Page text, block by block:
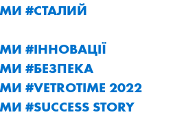
#СТАЛИЙ
#ІННОВАЦІЇ
#БЕЗПЕКА
#VETROTIME 2022
#SUCCESS STORY